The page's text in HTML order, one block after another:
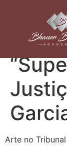
Arte
Arte no